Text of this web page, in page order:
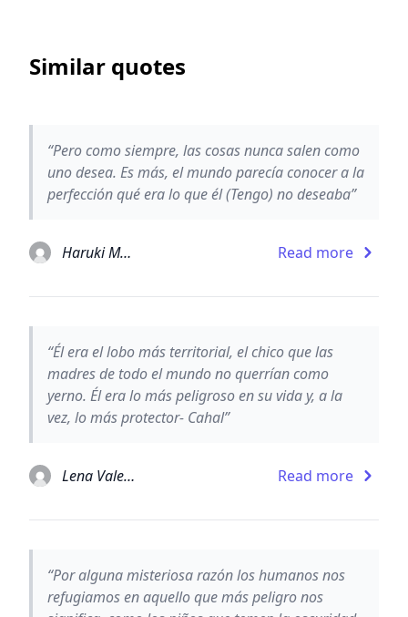
Similar quotes
“Pero como siempre, las cosas nunca salen como
uno desea. Es más, el mundo parecía conocer a la
perfección qué era lo que él (Tengo) no deseaba”
Haruki Murakami Read more
“Él era el lobo más territorial, el chico que las
madres de todo el mundo no querrían como
yerno. Él era lo más peligroso en su vida y, a la
vez, lo más protector- Cahal”
Lena Valenti Read more
“Por alguna misteriosa razón los humanos nos
refugiamos en aquello que más peligro nos